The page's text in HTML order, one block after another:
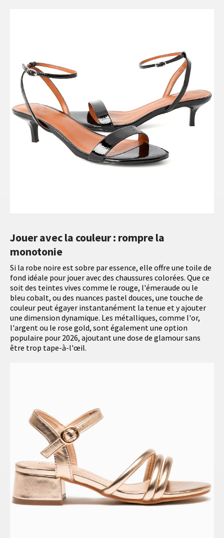
Jouer avec la couleur : rompre la
monotonie
Si la robe noire est sobre par essence, elle offre une toile de
fond idéale pour jouer avec des chaussures colorées. Que ce
soit des teintes vives comme le rouge, l'émeraude ou le
bleu cobalt, ou des nuances pastel douces, une touche de
couleur peut égayer instantanément la tenue et y ajouter
une dimension dynamique. Les métalliques, comme l'or,
l'argent ou le rose gold, sont également une option
populaire pour 2026, ajoutant une dose de glamour sans
être trop tape-à-l'œil.